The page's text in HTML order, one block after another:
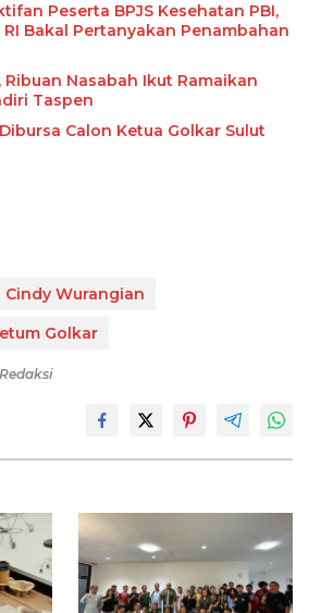
Peserta BPJS Kesehatan PBI,
RI Bakal Pertanyakan Penambahan
Nasabah Ikut Ramaikan
Taspen
Calon Ketua Golkar Sulut
Cindy Wurangian
Golkar